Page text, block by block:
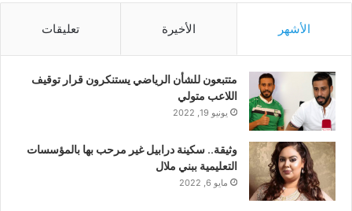
الأشهر الأخيرة تعليقات
متتبعون للشأن الرياضي يستنكرون قرار توقيف
اللاعب متولي
يونيو 19, 2022
وثيقة.. سكينة درابيل غير مرحب بها بالمؤسسات
التعليمية ببني ملال
مايو 6, 2022